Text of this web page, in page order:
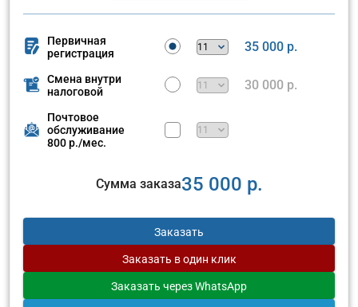
Первичная
регистрация
35 000 р.
Смена внутри
налоговой
30 000 р.
Почтовое
обслуживание
800 р./мес.
Сумма заказа35 000 р.
Заказать
Заказать в один клик
Заказать через WhatsApp